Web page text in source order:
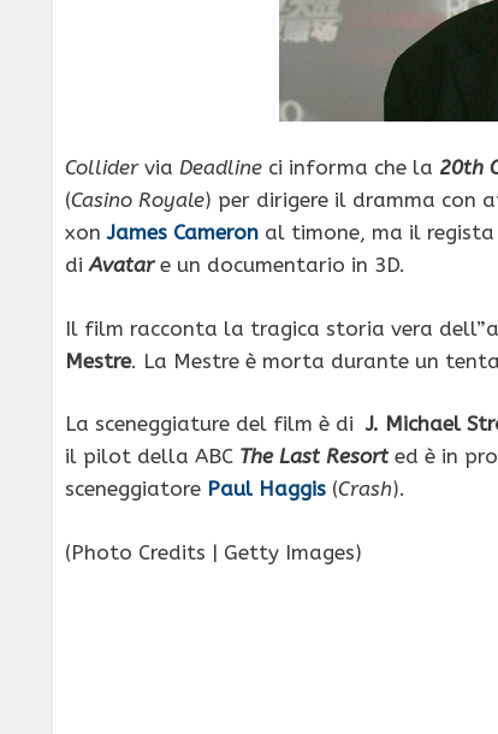
Collidervia Deadline ci informa che la 20th
(Casino Royale) per dirigere il dramma con
xonJames Cameron al timone, ma il
diAvatare un documentario in 3D.
Il film racconta la tragica storia vera
Mestre. La Mestre è morta durante un
La sceneggiature del film è diJ. Michael
il pilot della ABC The Last Resort ed è in
sceneggiatore Paul Haggis (Crash).
(Photo Credits | Getty Images)